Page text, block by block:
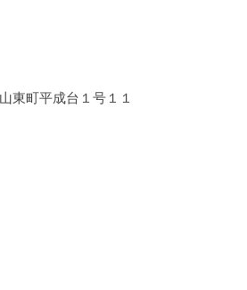
東町平成台１号１１